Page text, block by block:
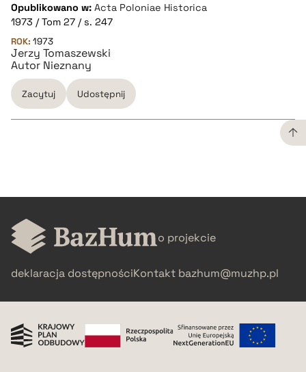
Opublikowano w: Acta Poloniae Historica
1973 / Tom 27 / s. 247
ROK: 1973
Jerzy Tomaszewski
Autor Nieznany
Zacytuj Udostępnij
BIBTEX
pobierz cytat
o projekcie
deklaracja dostępnościKontakt bazhum@muzhp.pl